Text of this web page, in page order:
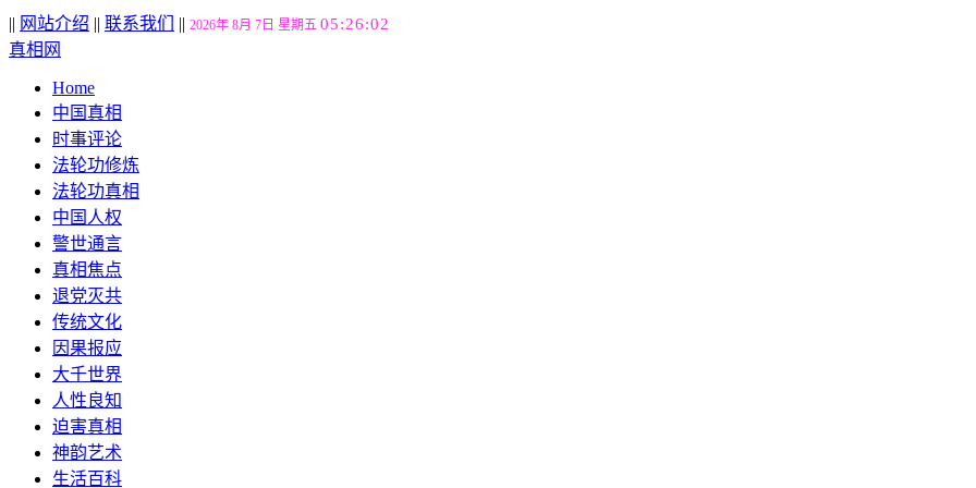
|| 网站介绍 || 联系我们 || 2026年 8月 7日 星期五 05:26:03
真相网
Home
中国真相
时事评论
法轮功修炼
法轮功真相
中国人权
警世通言
真相焦点
退党灭共
传统文化
因果报应
大千世界
人性良知
迫害真相
神韵艺术
生活百科